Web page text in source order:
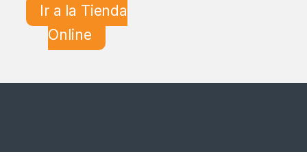
Ir a la Tienda
Online